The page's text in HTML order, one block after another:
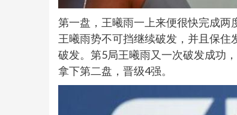
第一盘，王曦雨一上来便很快完成两
王曦雨势不可挡继续破发，并且保
破发。第5局王曦雨又一次破发成功
拿下第二盘，晋级4强。